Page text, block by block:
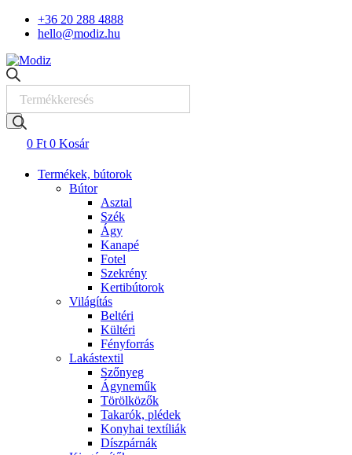
Skip
+36 20 288 4888
hello@modiz.hu
search
0 Ft 0 Kosár
Termékek, bútorok
Bútor
Asztal
Szék
Ágy
Kanapé
Fotel
Szekrény
Kertibútorok
Világítás
Beltéri
Kültéri
Fényforrás
Lakástextil
Szőnyeg
Ágyneműk
Törölközők
Takarók, plédek
Konyhai textíliák
Díszpárnák